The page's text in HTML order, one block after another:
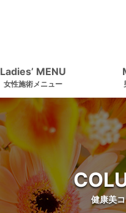
Ladies’ MENU
女性施術メニュー
健康美